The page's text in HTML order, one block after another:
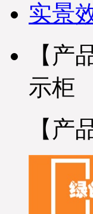
实景
【产
示柜
【产